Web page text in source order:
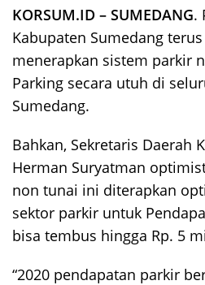
KORSUM.ID – SUMEDANG.
Kabupaten Sumedang
menerapkan sistem parkir
Parking secara utuh di
Sumedang.
Bahkan, Sekretaris Daerah
Herman Suryatman
non tunai ini diterapkan
sektor parkir untuk
bisa tembus hingga Rp. 5
“2020 pendapatan parkir